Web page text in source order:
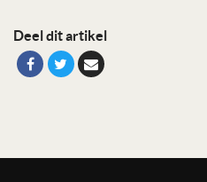
Deel dit artikel